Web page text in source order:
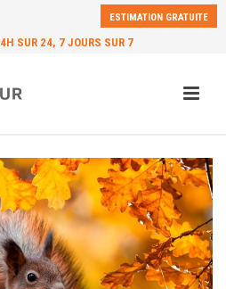
ESTIMATION GRATUITE
SUR 24, 7 JOURS SUR 7